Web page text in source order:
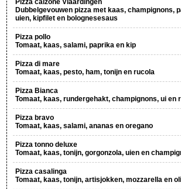
Pizza calzone Vlaardingen
Dubbelgevouwen pizza met kaas, champignons,
uien, kipfilet en bolognesesaus
Pizza pollo
Tomaat, kaas, salami, paprika en kip
Pizza di mare
Tomaat, kaas, pesto, ham, tonijn en rucola
Pizza Bianca
Tomaat, kaas, rundergehakt, champignons, ui en
Pizza bravo
Tomaat, kaas, salami, ananas en oregano
Pizza tonno deluxe
Tomaat, kaas, tonijn, gorgonzola, uien en
Pizza casalinga
Tomaat, kaas, tonijn, artisjokken, mozzarella en